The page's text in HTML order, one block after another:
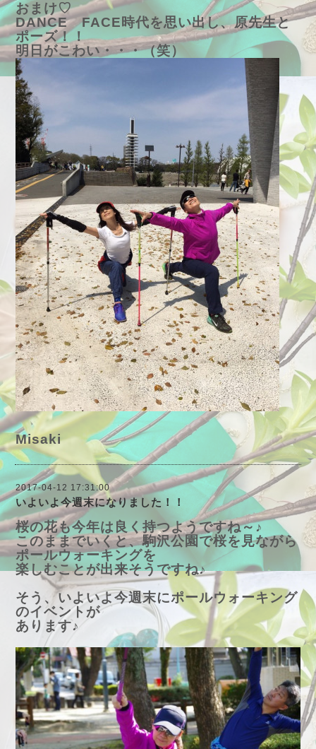
おまけ♡
DANCE FACE時代を思い出し、原先生と
ポーズ！！
明日がこわい・・・（笑）
Misaki
2017-04-12 17:31:00
いよいよ今週末になりました！！
桜の花も今年は良く持つようですね～♪
このままでいくと、駒沢公園で桜を見ながら
ポールウォーキングを
楽しむことが出来そうですね♪
そう、いよいよ今週末にポールウォーキング
のイベントが
あります♪